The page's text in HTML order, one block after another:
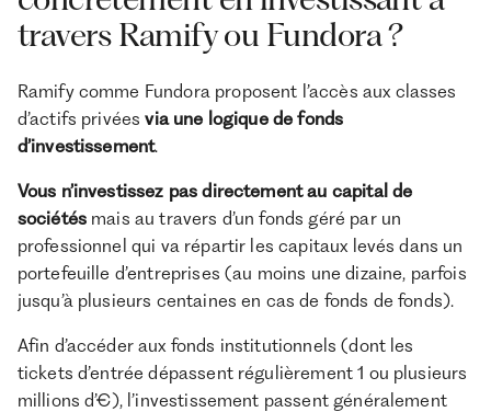
chaque acteur
Frais de
gestion pour
100 € investis
Pas possible
Frais de
gestion annuels
calculés
Sur l’engagement pendant la période
5 ans) puis sur le montant restant investi jusqu’à la
du fonds
Stratégie Venture Capital
Portefeuille
Taille du gérant
sous-jacent
1,5 milliards d’€ sous gestion, créé en 2009
travers Ramify ou Fundora ?
Ramify comme Fundora proposent l’accès aux classes
d’actifs privéesvia une logique de fonds
d’investissement.
Vous n’investissez pas directement au capital de
sociétés mais au travers d’un fonds géré par un
professionnel qui va répartir les capitaux levés dans un
portefeuille d’entreprises (au moins une dizaine, parfois
jusqu’à plusieurs centaines en cas de fonds de fonds).
Afin d’accéder aux fonds institutionnels (dont les
tickets d’entrée dépassent régulièrement 1 ou plusieurs
millions d’€), l’investissement passent généralement